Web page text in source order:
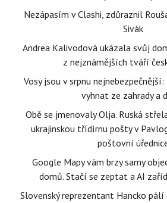
Nezápasím v Clashi, zdůraznil
Sivák
Andrea Kalivodová ukázala svůj
z nejznámějších tváří
Vosy jsou v srpnu
vyhnat ze zahrady a
Obě se jmenovaly Olja. Ruská
ukrajinskou třídírnu pošty v
poštovní
Google Mapy vám brzy samy
domů. Stačí se zeptat a AI
Slovenský reprezentant Hancko